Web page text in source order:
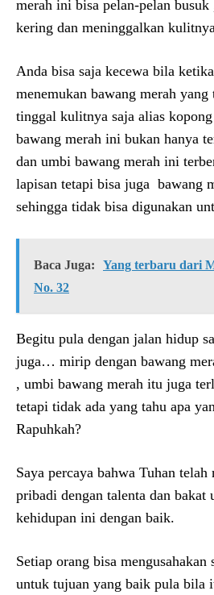
merah ini bisa pelan-pelan
kering dan meninggalkan
Anda bisa saja kecewa bila
menemukan bawang merah
tinggal kulitnya saja alias
bawang merah ini bukan hanya
dan umbi bawang merah ini
lapisan tetapi bisa juga bawang
sehingga tidak bisa digunakan
Baca Juga:
Yang terbaru dari
No. 32
Begitu pula dengan jalan hidup
juga… mirip dengan bawang
, umbi bawang merah itu juga
tetapi tidak ada yang tahu apa
Rapuhkah?
Saya percaya bahwa Tuhan
pribadi dengan talenta dan bakat
kehidupan ini dengan baik.
Setiap orang bisa mengusahakan
untuk tujuan yang baik pula bila